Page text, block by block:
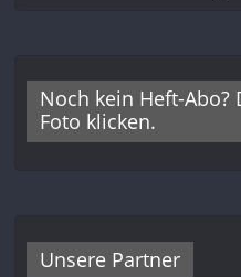
Noch kein Heft-Abo?
Foto klicken.
Unsere Partner